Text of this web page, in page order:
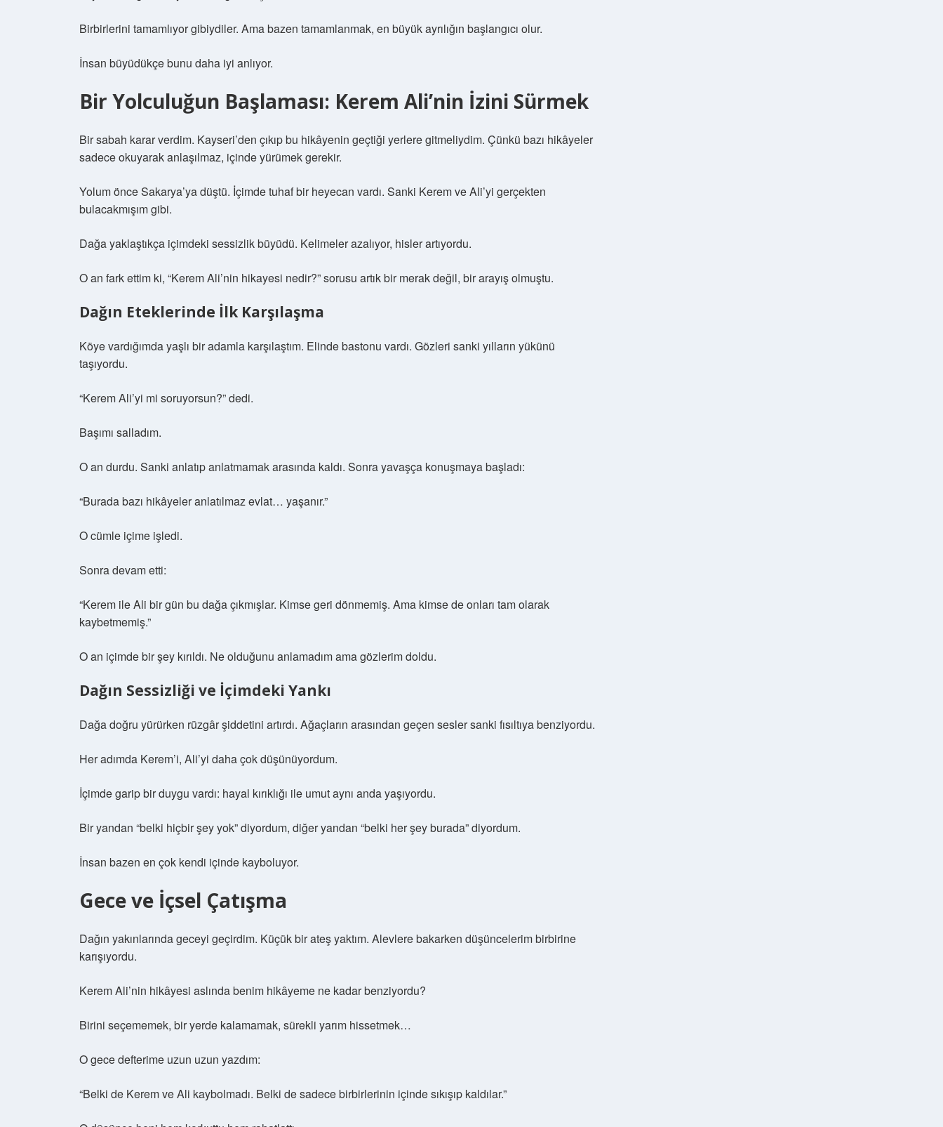
Birbirlerini tamamlıyor gibiydiler. Ama bazen tamamlanmak, en büyük ayrılığın başlangıcı olur.
İnsan büyüdükçe bunu daha iyi anlıyor.
Bir Yolculuğun Başlaması: Kerem Ali’nin İzini Sürmek
Bir sabah karar verdim. Kayseri’den çıkıp bu hikâyenin geçtiği yerlere gitmeliydim. Çünkü bazı hikâyeler
sadece okuyarak anlaşılmaz, içinde yürümek gerekir.
Yolum önce Sakarya’ya düştü. İçimde tuhaf bir heyecan vardı. Sanki Kerem ve Ali’yi gerçekten
bulacakmışım gibi.
Dağa yaklaştıkça içimdeki sessizlik büyüdü. Kelimeler azalıyor, hisler artıyordu.
O an fark ettim ki, “Kerem Ali’nin hikayesi nedir?” sorusu artık bir merak değil, bir arayış olmuştu.
Dağın Eteklerinde İlk Karşılaşma
Köye vardığımda yaşlı bir adamla karşılaştım. Elinde bastonu vardı. Gözleri sanki yılların yükünü
taşıyordu.
“Kerem Ali’yi mi soruyorsun?” dedi.
Başımı salladım.
O an durdu. Sanki anlatıp anlatmamak arasında kaldı. Sonra yavaşça konuşmaya başladı:
“Burada bazı hikâyeler anlatılmaz evlat… yaşanır.”
O cümle içime işledi.
Sonra devam etti:
“Kerem ile Ali bir gün bu dağa çıkmışlar. Kimse geri dönmemiş. Ama kimse de onları tam olarak
kaybetmemiş.”
O an içimde bir şey kırıldı. Ne olduğunu anlamadım ama gözlerim doldu.
Dağın Sessizliği ve İçimdeki Yankı
Dağa doğru yürürken rüzgâr şiddetini artırdı. Ağaçların arasından geçen sesler sanki fısıltıya benziyordu.
Her adımda Kerem’i, Ali’yi daha çok düşünüyordum.
İçimde garip bir duygu vardı: hayal kırıklığı ile umut aynı anda yaşıyordu.
Bir yandan “belki hiçbir şey yok” diyordum, diğer yandan “belki her şey burada” diyordum.
İnsan bazen en çok kendi içinde kayboluyor.
Gece ve İçsel Çatışma
Dağın yakınlarında geceyi geçirdim. Küçük bir ateş yaktım. Alevlere bakarken düşüncelerim birbirine
karışıyordu.
Kerem Ali’nin hikâyesi aslında benim hikâyeme ne kadar benziyordu?
Birini seçememek, bir yerde kalamamak, sürekli yarım hissetmek…
O gece defterime uzun uzun yazdım:
“Belki de Kerem ve Ali kaybolmadı. Belki de sadece birbirlerinin içinde sıkışıp kaldılar.”